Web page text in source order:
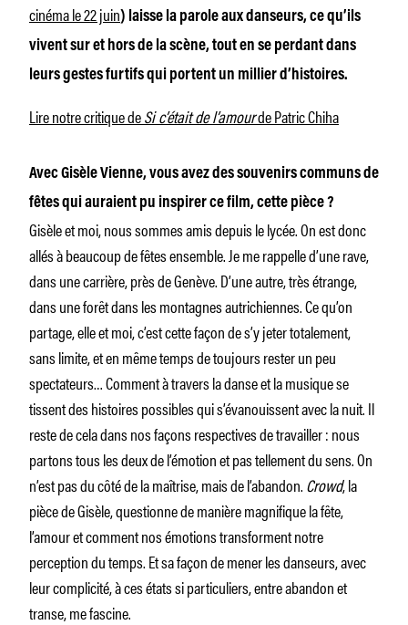
cinéma le 22 juin) laisse la parole aux danseurs, ce qu’ils
vivent sur et hors de la scène, tout en se perdant dans
leurs gestes furtifs qui portent un millier d’histoires.
Lire notre critique deSi c’était de l’amourde Patric Chiha
Avec Gisèle Vienne, vous avez des souvenirs communs de
fêtes qui auraient pu inspirer ce film, cette pièce ?
Gisèle et moi, nous sommes amis depuis le lycée. On est donc
allés à beaucoup de fêtes ensemble. Je me rappelle d’une rave,
dans une carrière, près de Genève. D’une autre, très étrange,
dans une forêt dans les montagnes autrichiennes. Ce qu’on
partage, elle et moi, c’est cette façon de s’y jeter totalement,
sans limite, et en même temps de toujours rester un peu
spectateurs… Comment à travers la danse et la musique se
tissent des histoires possibles qui s’évanouissent avec la nuit. Il
reste de cela dans nos façons respectives de travailler : nous
partons tous les deux de l’émotion et pas tellement du sens. On
n’est pas du côté de la maîtrise, mais de l’abandon.Crowd, la
pièce de Gisèle, questionne de manière magnifique la fête,
l’amour et comment nos émotions transforment notre
perception du temps. Et sa façon de mener les danseurs, avec
leur complicité, à ces états si particuliers, entre abandon et
transe, me fascine.